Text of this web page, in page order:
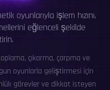
oyunlarıyla işlem hızını,
eğlenceli şekilde
çıkarma, çarpma ve
oyunlarla geliştirmesi için
görevler ve dikkat isteyen